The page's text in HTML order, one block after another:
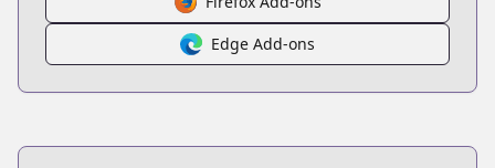
Edge Add-ons